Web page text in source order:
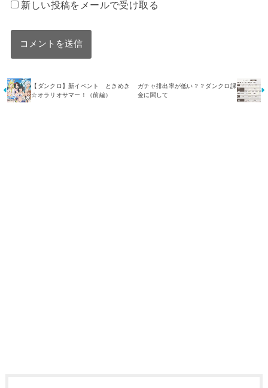
新しい投稿をメールで受け取る
【ダンクロ】新イベント ときめき
☆オラリオサマー！（前編）
ガチャ排出率が低い？？ダンクロ課
金に関して